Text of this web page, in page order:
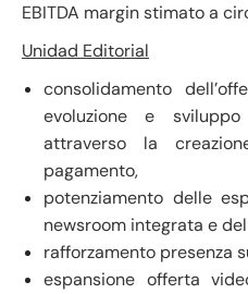
EBITDA margin stimato a
Unidad Editorial
consolidamento
evoluzione e
attraverso la
pagamento,
potenziamento delle
newsroom integrata e
rafforzamento presenza
espansione offerta